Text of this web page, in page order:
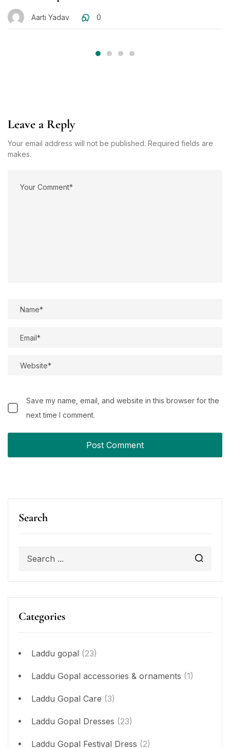
Search
Categories
Laddu gopal (23)
Laddu Gopal accessories & ornaments (1)
Laddu Gopal Care (3)
Laddu Gopal Dresses (23)
Laddu Gopal Festival Dress (2)
Aarti Yadav 0
Leave a Reply
Your email address will not be published. Required fields are
makes.
Save my name, email, and website in this browser for the
next time I comment.